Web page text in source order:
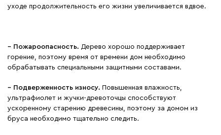
уходе продолжительность его жизни увеличивается вдвое.
− Пожароопасность. Дерево хорошо поддерживает
горение, поэтому время от времени дом необходимо
обрабатывать специальными защитными составами.
− Подверженность износу. Повышенная влажность,
ультрафиолет и жучки-древоточцы способствуют
ускоренному старению древесины, поэтому за домом из
бруса необходимо тщательно следить.